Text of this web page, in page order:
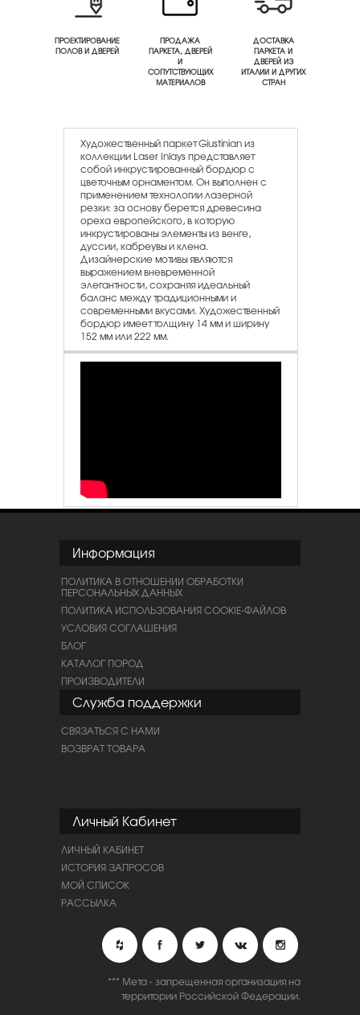
ПРОЕКТИРОВАНИЕ
ПОЛОВ И ДВЕРЕЙ
ПРОДАЖА
ПАРКЕТА, ДВЕРЕЙ
И
СОПУТСТВУЮЩИХ
МАТЕРИАЛОВ
ДОСТАВКА
ПАРКЕТА И
ДВЕРЕЙ ИЗ
ИТАЛИИ И ДРУГИХ
СТРАН
Художественный паркет Giustinian из
коллекции Laser Inlays представляет
собой инкрустированный бордюр с
цветочным орнаментом. Он выполнен с
применением технологии лазерной
резки: за основу берется древесина
ореха европейского, в которую
инкрустированы элементы из венге,
дуссии, кабреувы и клена.
Дизайнерские мотивы являются
выражением вневременной
элегантности, сохраняя идеальный
баланс между традиционными и
современными вкусами. Художественный
бордюр имеет толщину 14 мм и ширину
152 мм или 222 мм.
Информация
ПОЛИТИКА В ОТНОШЕНИИ ОБРАБОТКИ
ПЕРСОНАЛЬНЫХ ДАННЫХ
ПОЛИТИКА ИСПОЛЬЗОВАНИЯ COOKIE-ФАЙЛОВ
УСЛОВИЯ СОГЛАШЕНИЯ
БЛОГ
КАТАЛОГ ПОРОД
ПРОИЗВОДИТЕЛИ
Служба поддержки
СВЯЗАТЬСЯ С НАМИ
ВОЗВРАТ ТОВАРА
Личный Кабинет
ЛИЧНЫЙ КАБИНЕТ
ИСТОРИЯ ЗАПРОСОВ
МОЙ СПИСОК
РАССЫЛКА
*** Мета - запрещенная организация на
территории Российской Федерации.